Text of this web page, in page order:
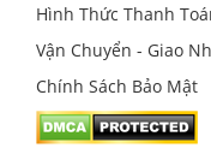
Hình Thức Thanh
Vận Chuyển - Giao
Chính Sách Bảo Mật